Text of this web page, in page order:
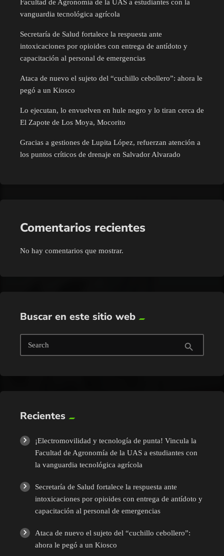
Facultad de Agronomía de la UAS a estudiantes con la
vanguardia tecnológica agrícola
Secretaría de Salud fortalece la respuesta ante
intoxicaciones por opioides con entrega de antídoto y
capacitación al personal de emergencias
Ataca de nuevo el sujeto del “cuchillo cebollero”: ahora le
pegó a un Kiosco
Lo ejecutan, lo envuelven en hule negro y lo tiran cerca de
El Zapote de Los Moya, Mocorito
Gracias a gestiones de Lupita López, refuerzan atención a
los puntos críticos de drenaje en Salvador Alvarado
Comentarios recientes
No hay comentarios que mostrar.
Buscar en este sitio web
Search search
Recientes
¡Electromovilidad y tecnología de punta! Vincula la
Facultad de Agronomía de la UAS a estudiantes con
la vanguardia tecnológica agrícola
Secretaría de Salud fortalece la respuesta ante
intoxicaciones por opioides con entrega de antídoto y
capacitación al personal de emergencias
Ataca de nuevo el sujeto del “cuchillo cebollero”:
ahora le pegó a un Kiosco